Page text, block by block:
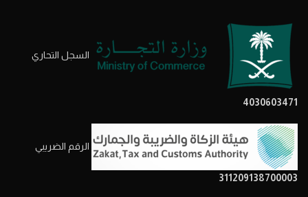
السجل التحاري
4030603471
الرقم الضريبي
311209138700003